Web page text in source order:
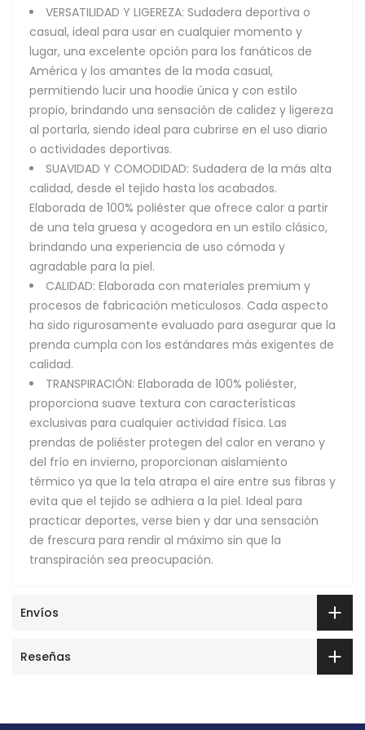
VERSATILIDAD Y LIGEREZA: Sudadera deportiva o
casual, ideal para usar en cualquier momento y
lugar, una excelente opción para los fanáticos de
América y los amantes de la moda casual,
permitiendo lucir una hoodie única y con estilo
propio, brindando una sensación de calidez y ligereza
al portarla, siendo ideal para cubrirse en el uso diario
o actividades deportivas.
SUAVIDAD Y COMODIDAD: Sudadera de la más alta
calidad, desde el tejido hasta los acabados.
Elaborada de 100% poliéster que ofrece calor a partir
de una tela gruesa y acogedora en un estilo clásico,
brindando una experiencia de uso cómoda y
agradable para la piel.
CALIDAD: Elaborada con materiales premium y
procesos de fabricación meticulosos. Cada aspecto
ha sido rigurosamente evaluado para asegurar que la
prenda cumpla con los estándares más exigentes de
calidad.
TRANSPIRACIÓN: Elaborada de 100% poliéster,
proporciona suave textura con características
exclusivas para cualquier actividad física. Las
prendas de poliéster protegen del calor en verano y
del frío en invierno, proporcionan aislamiento
térmico ya que la tela atrapa el aire entre sus fibras y
evita que el tejido se adhiera a la piel. Ideal para
practicar deportes, verse bien y dar una sensación
de frescura para rendir al máximo sin que la
transpiración sea preocupación.
Envíos
Reseñas